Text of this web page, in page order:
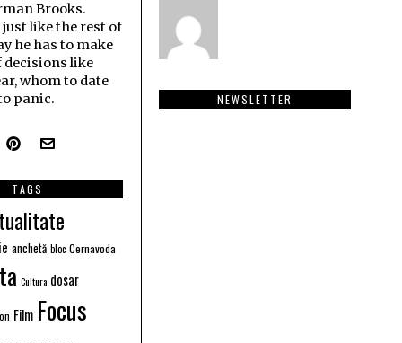
Brooks.
like the rest of
he has to make
decisions like
whom to date
panic.
TAGS
anchetă bloc Cernavoda
Cultura dosar
Film Focus
NEWSLETTER